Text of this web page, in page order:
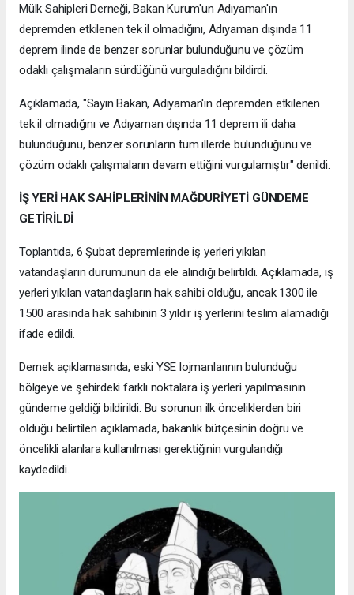
Mülk Sahipleri Derneği, Bakan Kurum'un Adıyaman'ın
depremden etkilenen tek il olmadığını, Adıyaman dışında 11
deprem ilinde de benzer sorunlar bulunduğunu ve çözüm
odaklı çalışmaların sürdüğünü vurguladığını bildirdi.
Açıklamada, "Sayın Bakan, Adıyaman'ın depremden etkilenen
tek il olmadığını ve Adıyaman dışında 11 deprem ili daha
bulunduğunu, benzer sorunların tüm illerde bulunduğunu ve
çözüm odaklı çalışmaların devam ettiğini vurgulamıştır" denildi.
İŞ YERİ HAK SAHİPLERİNİN MAĞDURİYETİ GÜNDEME
GETİRİLDİ
Toplantıda, 6 Şubat depremlerinde iş yerleri yıkılan
vatandaşların durumunun da ele alındığı belirtildi. Açıklamada, iş
yerleri yıkılan vatandaşların hak sahibi olduğu, ancak 1300 ile
1500 arasında hak sahibinin 3 yıldır iş yerlerini teslim alamadığı
ifade edildi.
Dernek açıklamasında, eski YSE lojmanlarının bulunduğu
bölgeye ve şehirdeki farklı noktalara iş yerleri yapılmasının
gündeme geldiği bildirildi. Bu sorunun ilk önceliklerden biri
olduğu belirtilen açıklamada, bakanlık bütçesinin doğru ve
öncelikli alanlara kullanılması gerektiğinin vurgulandığı
kaydedildi.